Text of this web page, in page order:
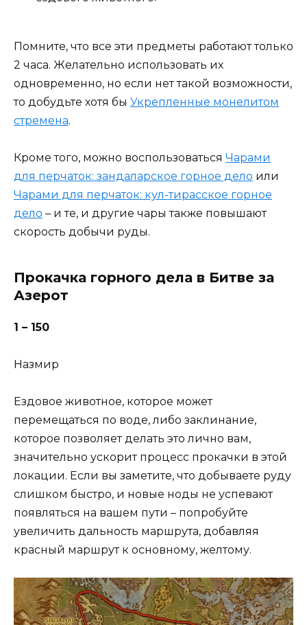
Помните, что все эти предметы работают только
2 часа. Желательно использовать их
одновременно, но если нет такой возможности,
то добудьте хотя бы Укрепленные монелитом
стремена.
Кроме того, можно воспользоваться Чарами
для перчаток: зандаларское горное дело или
Чарами для перчаток: кул-тирасское горное
дело – и те, и другие чары также повышают
скорость добычи руды.
Прокачка горного дела в Битве за
Азерот
1 – 150
Назмир
Ездовое животное, которое может
перемещаться по воде, либо заклинание,
которое позволяет делать это лично вам,
значительно ускорит процесс прокачки в этой
локации. Если вы заметите, что добываете руду
слишком быстро, и новые ноды не успевают
появляться на вашем пути – попробуйте
увеличить дальность маршрута, добавляя
красный маршрут к основному, желтому.